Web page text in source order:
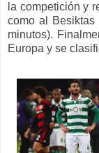
la competición y
como al
minutos).
Europa y se